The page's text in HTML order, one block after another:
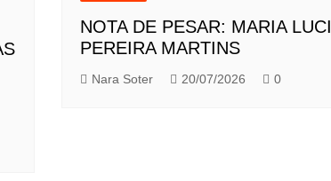
NOTA DE PESAR: MARIA LUCI
PEREIRA MARTINS
Nara Soter 20/07/2026 0